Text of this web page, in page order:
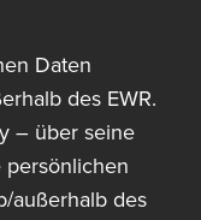
Daten
des EWR.
– über seine
persönlichen
außerhalb des